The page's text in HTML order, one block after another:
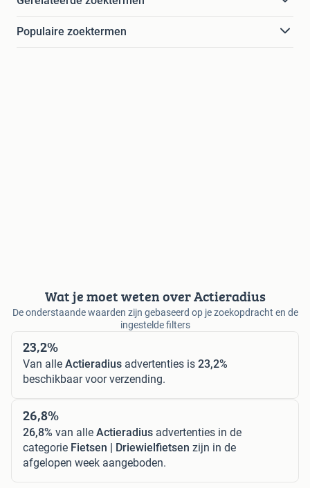
Populaire zoektermen
Wat je moet weten over Actieradius
De onderstaande waarden zijn gebaseerd op je zoekopdracht en de
ingestelde filters
23,2%
Van alle Actieradius advertenties is 23,2%
beschikbaar voor verzending.
26,8%
26,8% van alle Actieradius advertenties in de
categorie Fietsen | Driewielfietsen zijn in de
afgelopen week aangeboden.